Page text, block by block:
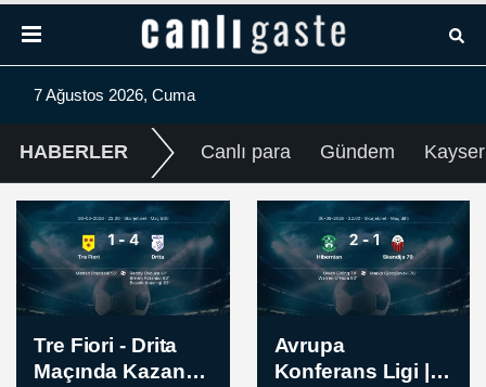
7 Ağustos 2026, Cuma
HABERLER Canlı para Gündem
Avrupa
Konferans Ligi |
Partizan - Tobol
Mücadelesi Sona